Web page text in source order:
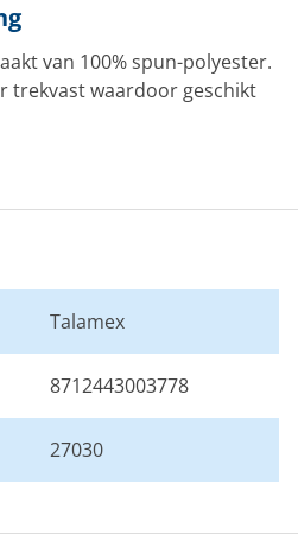
van 100% spun-polyester.
trekvast waardoor geschikt
Talamex
8712443003778
27030